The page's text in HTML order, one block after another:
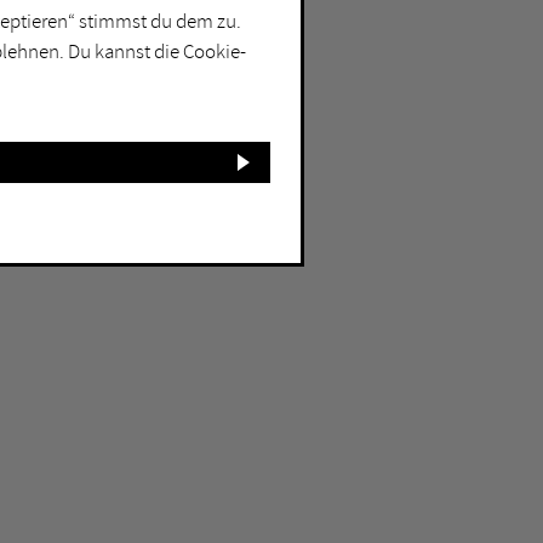
stimmst du dem zu.
Du kannst die Cookie-